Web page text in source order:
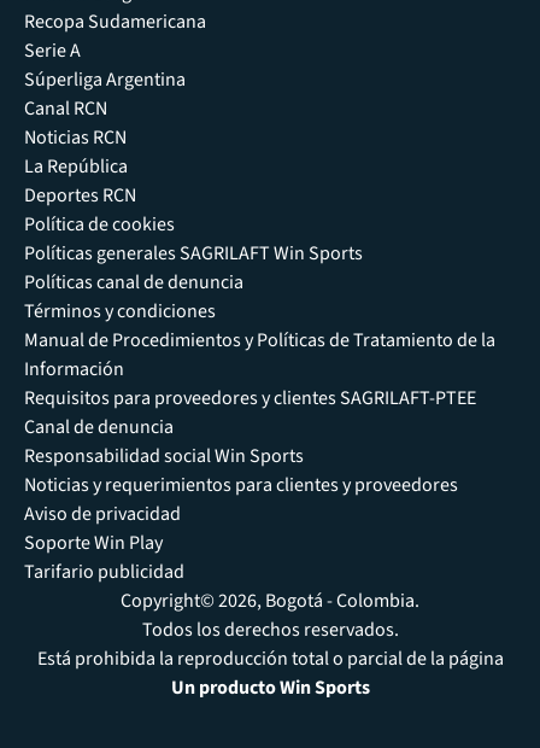
Recopa Sudamericana
Serie A
Súperliga Argentina
Canal RCN
Noticias RCN
La República
Deportes RCN
Política de cookies
Políticas generales SAGRILAFT Win Sports
Políticas canal de denuncia
Términos y condiciones
Manual de Procedimientos y Políticas de Tratamiento de la
Información
Requisitos para proveedores y clientes SAGRILAFT-PTEE
Canal de denuncia
Responsabilidad social Win Sports
Noticias y requerimientos para clientes y proveedores
Aviso de privacidad
Soporte Win Play
Tarifario publicidad
Copyright© 2026, Bogotá - Colombia.
Todos los derechos reservados.
Está prohibida la reproducción total o parcial de la página
Un producto Win Sports